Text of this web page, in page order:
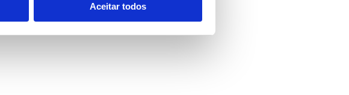
Aceitar todos